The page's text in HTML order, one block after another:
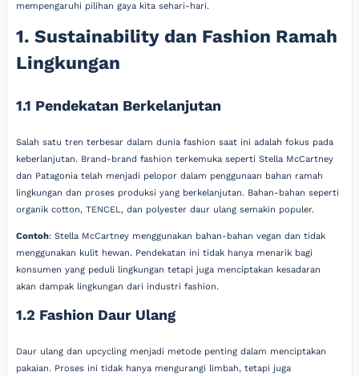
mempengaruhi pilihan gaya kita sehari-hari.
1. Sustainability dan Fashion Ramah
Lingkungan
1.1 Pendekatan Berkelanjutan
Salah satu tren terbesar dalam dunia fashion saat ini adalah fokus pada
keberlanjutan. Brand-brand fashion terkemuka seperti Stella McCartney
dan Patagonia telah menjadi pelopor dalam penggunaan bahan ramah
lingkungan dan proses produksi yang berkelanjutan. Bahan-bahan seperti
organik cotton, TENCEL, dan polyester daur ulang semakin populer.
Contoh: Stella McCartney menggunakan bahan-bahan vegan dan tidak
menggunakan kulit hewan. Pendekatan ini tidak hanya menarik bagi
konsumen yang peduli lingkungan tetapi juga menciptakan kesadaran
akan dampak lingkungan dari industri fashion.
1.2 Fashion Daur Ulang
Daur ulang dan upcycling menjadi metode penting dalam menciptakan
pakaian. Proses ini tidak hanya mengurangi limbah, tetapi juga